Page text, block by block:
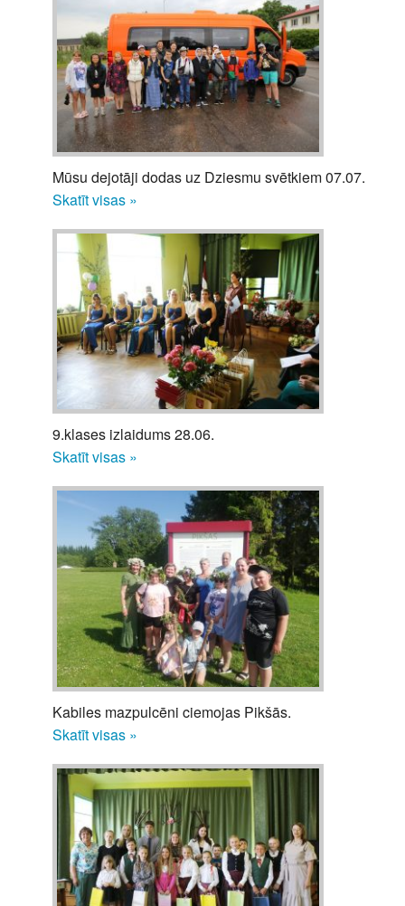
Mūsu dejotāji dodas uz Dziesmu svētkiem 07.07.
Skatīt visas »
9.klases izlaidums 28.06.
Skatīt visas »
Kabiles mazpulcēni ciemojas Pikšās.
Skatīt visas »